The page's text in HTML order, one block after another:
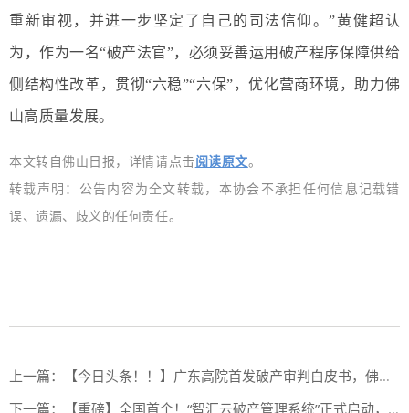
重新审视，并进一步坚定了自己的司法信仰。”黄健超认
为，作为一名“破产法官”，必须妥善运用破产程序保障供给
侧结构性改革，贯彻“六稳”“六保”，优化营商环境，助力佛
山高质量发展。
本文转自佛山日报，详情请点击 阅读原文。
转载声明：公告内容为全文转载，本协会不承担任何信息记载错
误、遗漏、歧义的任何责任。
上一篇：
【今日头条！！】广东高院首发破产审判白皮书，佛山两案入选十大典型案例
下一篇：
【重磅】全国首个！“智汇云破产管理系统”正式启动，擦亮佛山“破审”品牌